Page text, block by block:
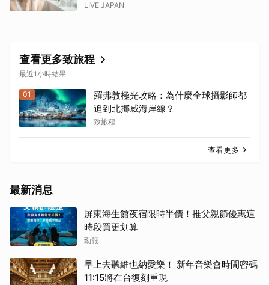
LIVE JAPAN
查看更多致旅程
最近1小時結果
01
羅弗敦極光攻略：為什麼全球攝影師都
追到北挪威海岸線？
致旅程
查看更多
最新消息
屏東海生館夜宿限時半價！推父親節優惠這
時段買更划算
勁報
早上去聽維也納愛樂！ 新年音樂會時間密碼
11:15將在台復刻重現